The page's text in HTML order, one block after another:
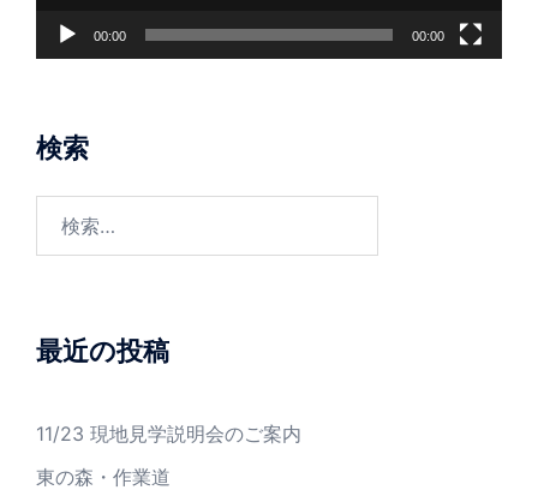
00:00 00:00
検索
最近の投稿
11/23 現地見学説明会のご案内
東の森・作業道